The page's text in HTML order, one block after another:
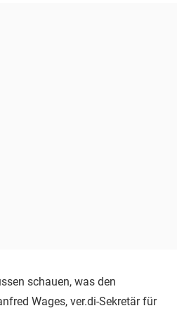
schauen, was den
Wages, ver.di-Sekretär für